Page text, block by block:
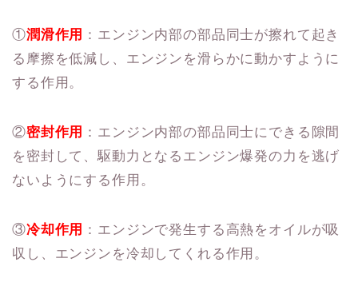
①潤滑作用 ：エンジン内部の部品同士が擦れて起き
る摩擦を低減し、エンジンを滑らかに動かすように
する作用。
②密封作用 ：エンジン内部の部品同士にできる隙間
を密封して、駆動力となるエンジン爆発の力を逃げ
ないようにする作用。
③冷却作用 ：エンジンで発生する高熱をオイルが吸
収し、エンジンを冷却してくれる作用。